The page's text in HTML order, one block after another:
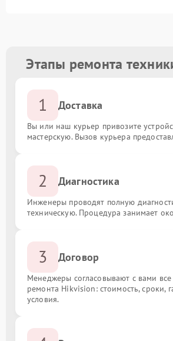
Этапы ремонта
1 Доставка
Вы или наш курьер привозите
мастерскую. Вызов курьера
2 Диагностика
Инженеры проводят полную
техническую. Процедура занимает
3 Договор
Менеджеры согласовывают с вами все
ремонта Hikvision: стоимость, сроки,
условия.